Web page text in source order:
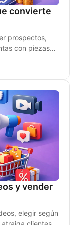
convierte
prospectos,
con piezas
y vender
elegir según